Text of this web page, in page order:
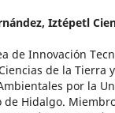
Iztépetl
de Innovación
de la Tierra
por la
de Hidalgo.